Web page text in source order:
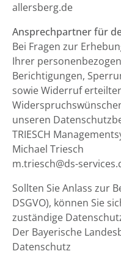
allersberg.de
Ansprechpartner für
Bei Fragen zur
Ihrer
Berichtigungen,
sowie Widerruf
unseren
TRIESCH
Michael Triesch
m.triesch@ds-
Sollten Sie Anlass zur
DSGVO), können Sie
zuständige
Der Bayerische
Datenschutz